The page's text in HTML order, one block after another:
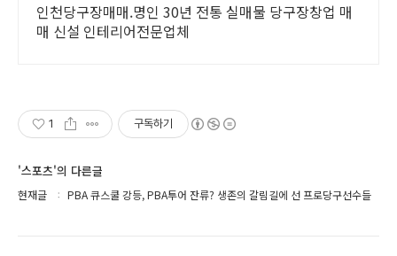
인천당구장매매.명인 30년 전통 실매물 당구장창업 매
매 신설 인테리어전문업체
1 구독하기
'스포츠'의 다른글
현재글 PBA 큐스쿨 강등, PBA투어 잔류? 생존의 갈림길에 선 프로당구선수들